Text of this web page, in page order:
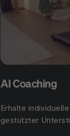
AI Coaching
Erhalte
gestützter